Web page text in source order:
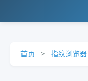
首页 > 指纹浏览器